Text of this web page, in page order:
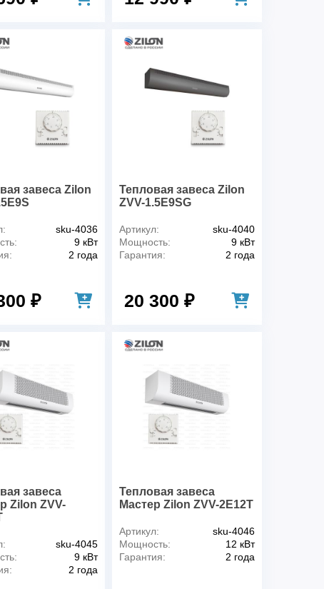
завеса Zilon
sku-4036
9 кВт
2 года
₽
Тепловая завеса Zilon
ZVV-1.5E9SG
Артикул:
sku-4040
Мощность:
9 кВт
Гарантия:
2 года
20 300 ₽
завеса
Zilon ZVV-
sku-4045
9 кВт
2 года
Тепловая завеса
Мастер Zilon ZVV-2E12T
Артикул:
sku-4046
Мощность:
12 кВт
Гарантия:
2 года